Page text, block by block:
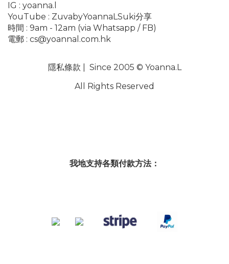
IG : yoanna.l
YouTube : ZuvabyYoannaLSuki分享
時間 : 9am - 12am (via Whatsapp / FB)
電郵 : cs@yoannal.com.hk
隱私條款 | Since 2005 © Yoanna.L
All Rights Reserved
我地支持各類付款方法：